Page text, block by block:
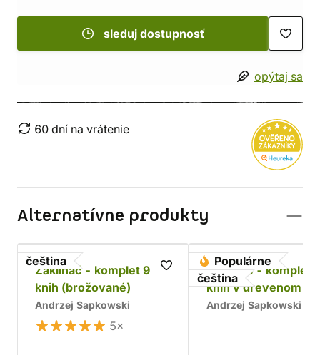
sleduj dostupnosť
opýtaj sa
60 dní na vrátenie
Alternatívne produkty
čeština
Zaklínač - komplet 9
knih (brožované)
Andrzej Sapkowski
5×
Populárne
čeština
Zaklínač - komplet
kníh v drevenom
Chrám
Andrzej Sapkowski